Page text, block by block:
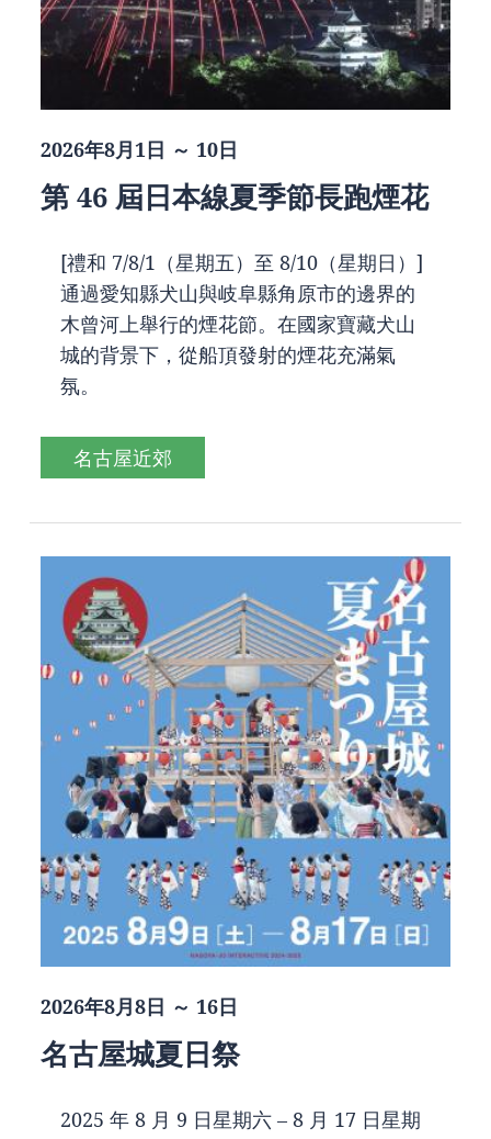
2026年8月1日 ～ 10日
第 46 屆日本線夏季節長跑煙花
[禮和 7/8/1（星期五）至 8/10（星期日）]
通過愛知縣犬山與岐阜縣角原市的邊界的
木曾河上舉行的煙花節。在國家寶藏犬山
城的背景下，從船頂發射的煙花充滿氣
氛。
名古屋近郊
2026年8月8日 ～ 16日
名古屋城夏日祭
2025 年 8 月 9 日星期六 – 8 月 17 日星期